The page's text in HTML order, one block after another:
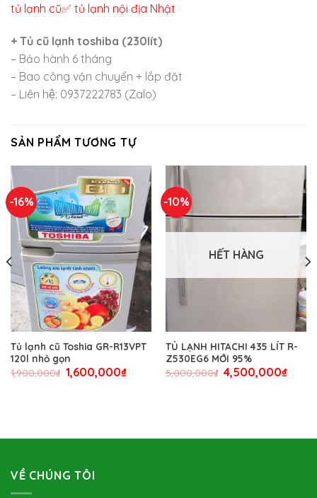
tủ lạnh cũ✅ tủ lạnh nội địa Nhật
+ Tủ cũ lạnh toshiba (230lít)
– Bảo hành 6 tháng
– Bao công vận chuyển + lắp đặt
– Liên hệ: 0937222783 (Zalo)
SẢN PHẨM TƯƠNG TỰ
-16%
Tủ lạnh cũ Toshia GR-R13VPT
120l nhỏ gọn
1,900,000₫ 1,600,000₫
-10%
HẾT HÀNG
TỦ LẠNH HITACHI 435 LÍT R-
Z530EG6 MỚI 95%
5,000,000₫ 4,500,000₫
VỀ CHÚNG TÔI